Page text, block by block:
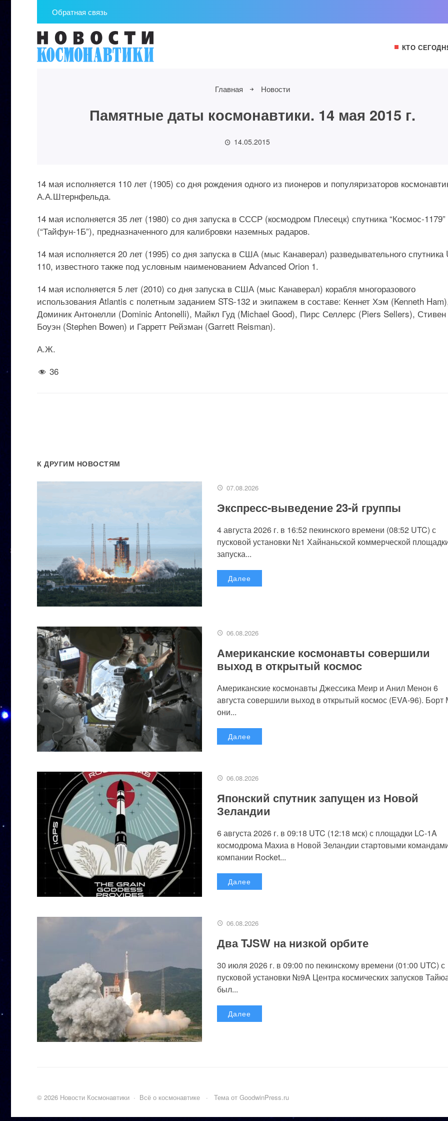
Обратная связь
КТО
Главная Новости
Памятные даты космонавтики. 14 мая 2015 г.
14.05.2015
14 мая исполняется 110 лет (1905) со дня рождения одного из пионеров и популяризаторов
А.А.Штернфельда.
14 мая исполняется 35 лет (1980) со дня запуска в СССР (космодром Плесецк) спутника “Космос-1179”
(“Тайфун-1Б”), предназначенного для калибровки наземных радаров.
14 мая исполняется 20 лет (1995) со дня запуска в США (мыс Канаверал) разведывательного спутника
110, известного также под условным наименованием Advanced Orion 1.
14 мая исполняется 5 лет (2010) со дня запуска в США (мыс Канаверал) корабля многоразового
использования Atlantis с полетным заданием STS-132 и экипажем в составе: Кеннет Хэм (Kenneth
Доминик Антонелли (Dominic Antonelli), Майкл Гуд (Michael Good), Пирс Селлерс (Piers Sellers), Стивен
Боуэн (Stephen Bowen) и Гарретт Рейзман (Garrett Reisman).
А.Ж.
36
К ДРУГИМ НОВОСТЯМ
07.08.2026
Экспресс-выведение 23-й группы
4 августа 2026 г. в 16:52 пекинского времени (08:52 UTC) с
пусковой установки №1 Хайнаньской коммерческой
запуска...
Далее
06.08.2026
Американские космонавты совершили
выход в открытый космос
Американские космонавты Джессика Меир и Анил Менон 6
августа совершили выход в открытый космос (EVA-96).
они...
Далее
06.08.2026
Японский спутник запущен из Новой
Зеландии
6 августа 2026 г. в 09:18 UTC (12:18 мск) с площадки LC-1A
космодрома Махиа в Новой Зеландии стартовыми
компании Rocket...
Далее
06.08.2026
Два TJSW на низкой орбите
30 июля 2026 г. в 09:00 по пекинскому времени (01:00 UTC) с
пусковой установки №9A Центра космических запусков
был...
Далее
© 2026 Новости Космонавтики · Всё о космонавтике · Тема от GoodwinPress.ru